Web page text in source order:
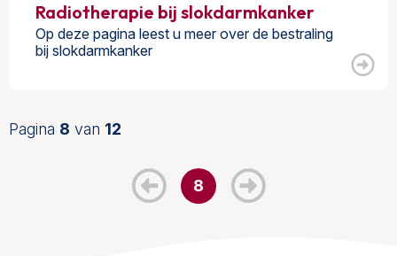
Radiotherapie bij slokdarmkanker
Op deze pagina leest u meer over de bestraling
bij slokdarmkanker
Pagina 8 van 12
8